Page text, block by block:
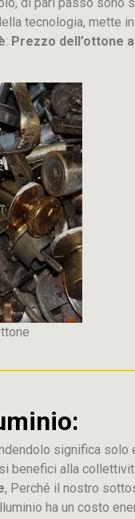
tecnologia, mette
: Prezzo dell’ottone
significa
benefici alla
, Perché il nostro
ha un costo